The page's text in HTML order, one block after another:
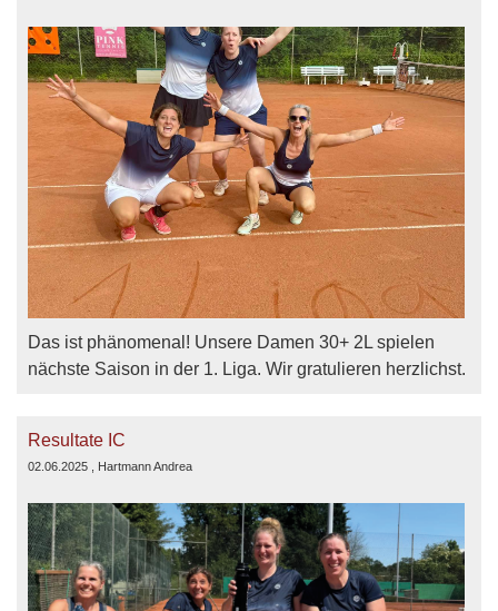
Das ist phänomenal! Unsere Damen 30+ 2L spielen
nächste Saison in der 1. Liga. Wir gratulieren herzlichst.
Resultate IC
02.06.2025 , Hartmann Andrea